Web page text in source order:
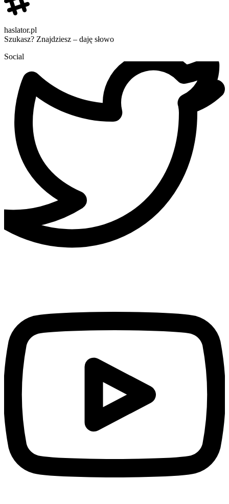
haslator.pl
Szukasz? Znajdziesz – daję słowo
Social